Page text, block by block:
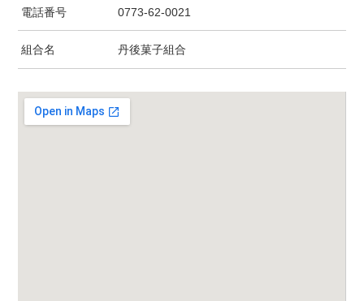
電話番号 0773-62-0021
組合名 丹後菓子組合